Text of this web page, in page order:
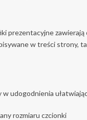
prezentacyjne
w treści strony,
udogodnienia
rozmiaru czcionki